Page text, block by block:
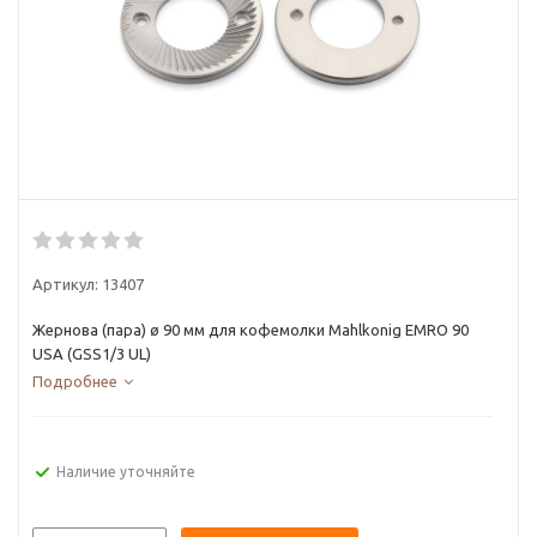
Артикул: 13407
Жернова (пара) ø 90 мм для кофемолки Mahlkonig EMRO 90
USA (GSS1/3 UL)
Подробнее
Наличие уточняйте